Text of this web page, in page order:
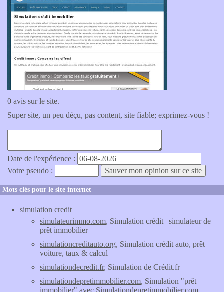
0 avis sur le site.
Super site, un peu déçu, pas content, site fiable; exprimez-vous !
Date de l'expérience :
Votre pseudo :
Mots clés pour le site internet
simulation credit
simulateurimmo.com, Simulation crédit | simulateur de
prêt immobilier
simulationcreditauto.org, Simulation crédit auto, prêt
voiture, taux & calcul
simulationdecredit.fr, Simulation de Crédit.fr
simulationdepretimmobilier.com, Simulation "prêt
immobilier" avec Simulationdepretimmobilier.com